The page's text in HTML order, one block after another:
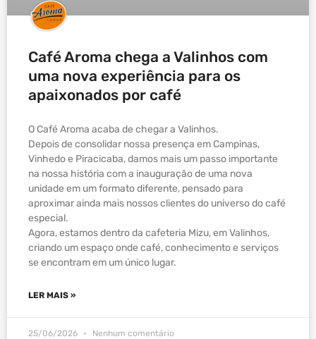
Café Aroma chega a Valinhos com
uma nova experiência para os
apaixonados por café
O Café Aroma acaba de chegar a Valinhos.
Depois de consolidar nossa presença em Campinas,
Vinhedo e Piracicaba, damos mais um passo importante
na nossa história com a inauguração de uma nova
unidade em um formato diferente, pensado para
aproximar ainda mais nossos clientes do universo do café
especial.
Agora, estamos dentro da cafeteria Mizu, em Valinhos,
criando um espaço onde café, conhecimento e serviços
se encontram em um único lugar.
LER MAIS »
25/06/2026 Nenhum comentário